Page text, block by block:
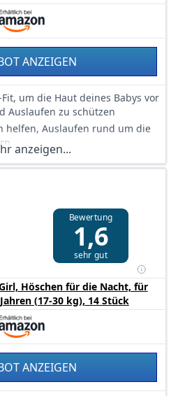
ANZEIGEN
um die Haut deines Babys vor
Auslaufen zu schützen
helfen, Auslaufen rund um die
hilft, Auslaufen am Rücken
passt sich den
Babys an
Kern, der Flüssigkeit
zum Anziehen hochziehen,
aufreißen,
einfach entsorgen
dass Pampers Pants bei
sind
verwenden
anzeigen...
Bewertung
1,6
sehr gut
Höschen für die Nacht, für
(17-30 kg), 14 Stück
ANZEIGEN